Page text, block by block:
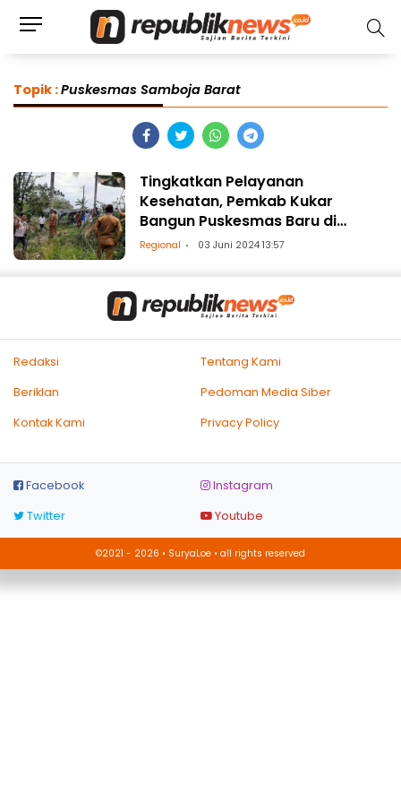
Topik :Puskesmas Samboja Barat
Tingkatkan Pelayanan
Kesehatan, Pemkab Kukar
Bangun Puskesmas Baru di
Samboja Barat
Regional 03 Juni 2024 13:57
Redaksi
Tentang Kami
Beriklan
Pedoman Media Siber
Kontak Kami
Privacy Policy
Facebook
Instagram
Twitter
Youtube
©2021 - 2026 • SuryaLoe • all rights reserved